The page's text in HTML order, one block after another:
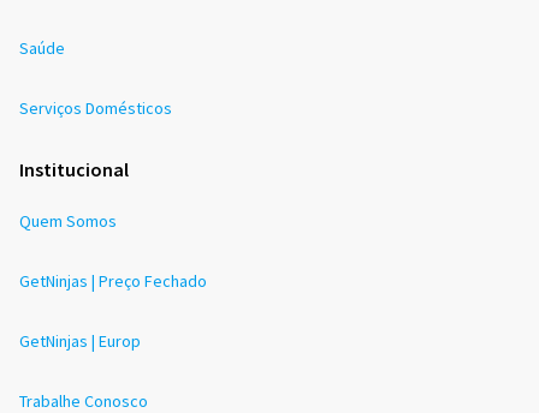
Saúde
Serviços Domésticos
Institucional
Quem Somos
GetNinjas | Preço Fechado
GetNinjas | Europ
Trabalhe Conosco